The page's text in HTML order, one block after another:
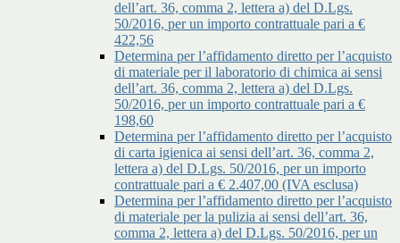
dell’art. 36, comma 2, lettera a) del D.Lgs.
50/2016, per un importo contrattuale pari a €
422,56
Determina per l’affidamento diretto per l’acquisto
di materiale per il laboratorio di chimica ai sensi
dell’art. 36, comma 2, lettera a) del D.Lgs.
50/2016, per un importo contrattuale pari a €
198,60
Determina per l’affidamento diretto per l’acquisto
di carta igienica ai sensi dell’art. 36, comma 2,
lettera a) del D.Lgs. 50/2016, per un importo
contrattuale pari a € 2.407,00 (IVA esclusa)
Determina per l’affidamento diretto per l’acquisto
di materiale per la pulizia ai sensi dell’art. 36,
comma 2, lettera a) del D.Lgs. 50/2016, per un